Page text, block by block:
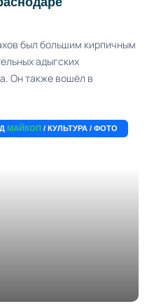
был большим кирпичным
адыгских
Он также вошёл в
МАЙКОП / КУЛЬТУРА / ФОТО